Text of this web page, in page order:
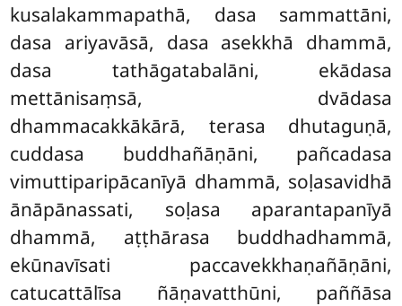
kusalakammapathā, dasa sammattāni,
dasa ariyavāsā, dasa asekkhā dhammā,
dasa tathāgatabalāni, ekādasa
mettānisaṃsā, dvādasa
dhammacakkākārā, terasa dhutaguṇā,
cuddasa buddhañāṇāni, pañcadasa
vimuttiparipācanīyā dhammā, soḷasavidhā
ānāpānassati, soḷasa aparantapanīyā
dhammā, aṭṭhārasa buddhadhammā,
ekūnavīsati paccavekkhaṇañāṇāni,
catucattālīsa ñāṇavatthūni, paññāsa